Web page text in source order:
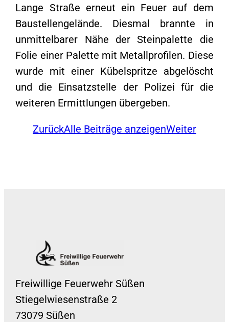
Lange Straße erneut ein Feuer auf dem
Baustellengelände. Diesmal brannte in
unmittelbarer Nähe der Steinpalette die
Folie einer Palette mit Metallprofilen. Diese
wurde mit einer Kübelspritze abgelöscht
und die Einsatzstelle der Polizei für die
weiteren Ermittlungen übergeben.
ZurückAlle Beiträge anzeigenWeiter
Freiwillige Feuerwehr Süßen
Stiegelwiesenstraße 2
73079 Süßen